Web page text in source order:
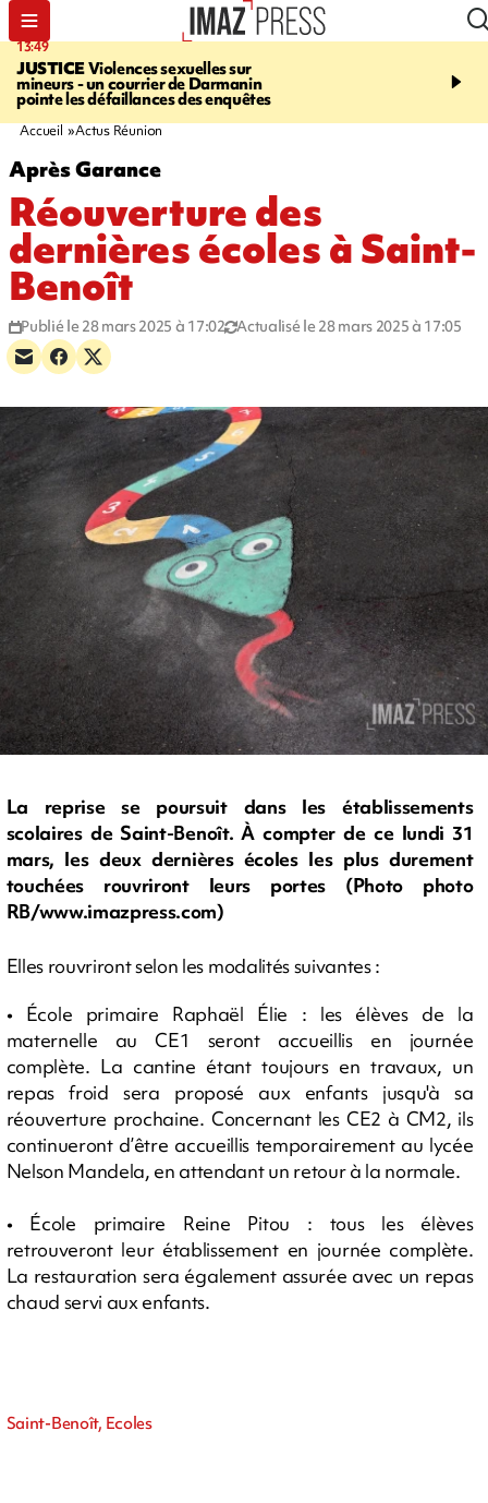
13:49
JUSTICEViolences sexuelles sur
mineurs - un courrier de Darmanin
pointe les défaillances des enquêtes
17:59
Corniche - la route du
Accueil Actus Réunion
Après Garance
Réouverture des
dernières écoles à Saint-
Benoît
Publié le 28 mars 2025 à 17:02 Actualisé le 28 mars 2025 à 17:05
La reprise se poursuit dans les établissements
scolaires de Saint-Benoît. À compter de ce lundi 31
mars, les deux dernières écoles les plus durement
touchées rouvriront leurs portes (Photo photo
RB/www.imazpress.com)
Elles rouvriront selon les modalités suivantes :
• École primaire Raphaël Élie : les élèves de la
maternelle au CE1 seront accueillis en journée
complète. La cantine étant toujours en travaux, un
repas froid sera proposé aux enfants jusqu'à sa
réouverture prochaine. Concernant les CE2 à CM2, ils
continueront d’être accueillis temporairement au lycée
Nelson Mandela, en attendant un retour à la normale.
• École primaire Reine Pitou : tous les élèves
retrouveront leur établissement en journée complète.
La restauration sera également assurée avec un repas
chaud servi aux enfants.
Saint-Benoît, Ecoles